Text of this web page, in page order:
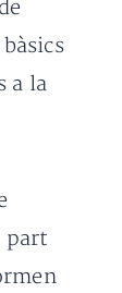
a la
part